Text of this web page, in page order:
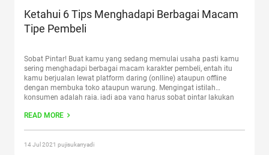
Ketahui 6 Tips Menghadapi Berbagai Macam
Tipe Pembeli
Sobat Pintar! Buat kamu yang sedang memulai usaha pasti kamu
sering menghadapi berbagai macam karakter pembeli, entah itu
kamu berjualan lewat platform daring (onlline) ataupun offline
dengan membuka toko ataupun warung. Mengingat istilah
konsumen adalah raja, jadi apa yang harus sobat pintar lakukan
memberikan pelayanan yang
READ MORE
14 Jul 2021 pujisukarryadi